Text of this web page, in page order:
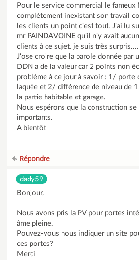
Pour le service commercial le fameux
complètement inexistant son travail
les clients un point c'est tout. J'ai lu
mr PAINDAVOINE qu'il n'y avait
clients à ce sujet, je suis très surpris....
J'ose croire que la parole donnée par
DDN a de la valeur car 2 points non
problème à ce jour à savoir : 1/ porte
laquée et 2/ différence de niveau de
la partie habitable et garage.
Nous espérons que la construction se
importants.
A bientôt
Répondre
dady59
Bonjour,
Nous avons pris la PV pour portes
âme pleine.
Pouvez-vous nous indiquer un site
ces portes?
Merci